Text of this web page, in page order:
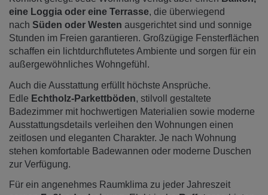
eine Loggia oder eine Terrasse, die überwiegend
nach Süden oder Westen ausgerichtet sind und sonnige
Stunden im Freien garantieren. Großzügige Fensterflächen
schaffen ein lichtdurchflutetes Ambiente und sorgen für ein
außergewöhnliches Wohngefühl.
Auch die Ausstattung erfüllt höchste Ansprüche.
Edle Echtholz-Parkettböden, stilvoll gestaltete
Badezimmer mit hochwertigen Materialien sowie moderne
Ausstattungsdetails verleihen den Wohnungen einen
zeitlosen und eleganten Charakter. Je nach Wohnung
stehen komfortable Badewannen oder moderne Duschen
zur Verfügung.
Für ein angenehmes Raumklima zu jeder Jahreszeit